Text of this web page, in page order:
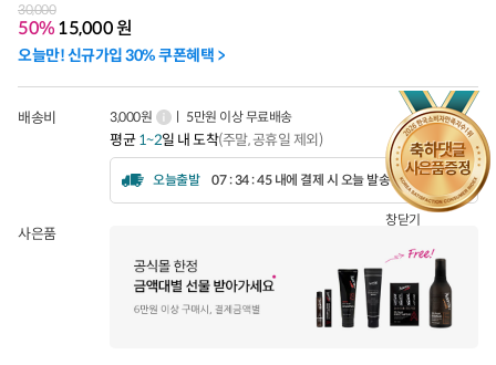
창닫기
30,000
50%15,000원
오늘만! 신규가입 30% 쿠폰혜택 >
배송비 3,000원 ㅣ 5만원 이상 무료배송
평균1~2일 내 도착(주말, 공휴일 제외)
오늘출발 07 : 34 : 42 내에 결제 시 오늘 발송됩니다.
사은품